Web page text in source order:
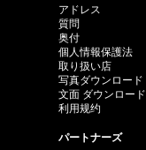
アドレス
質問
奥付
個人情報保護法
取り扱い店
写真ダウンロード
文面 ダウンロード
利用规约
パートナーズ